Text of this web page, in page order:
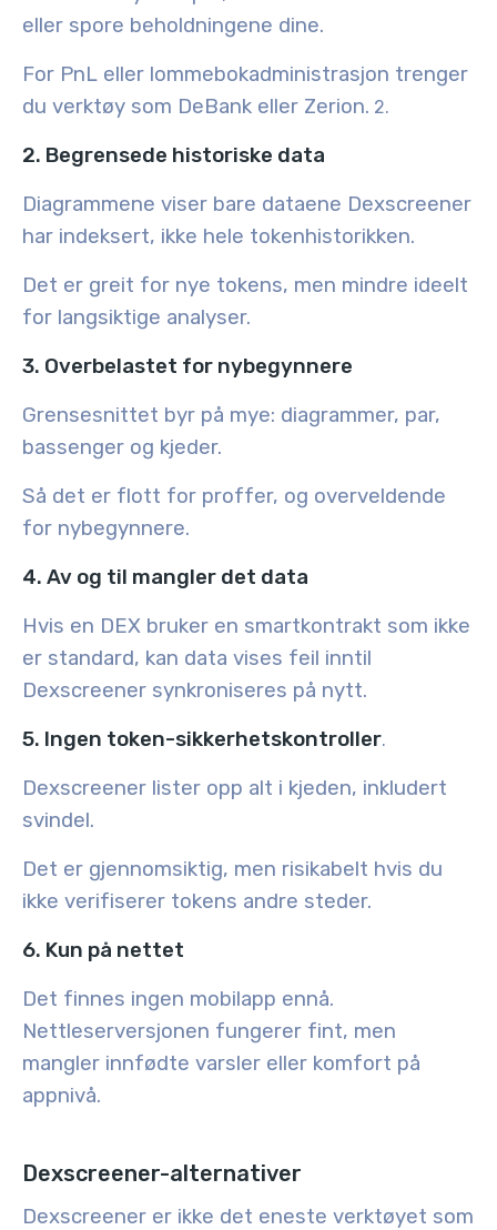
eller spore beholdningene dine.
For PnL eller lommebokadministrasjon trenger
du verktøy som DeBank eller Zerion. 2.
2. Begrensede historiske data
Diagrammene viser bare dataene Dexscreener
har indeksert, ikke hele tokenhistorikken.
Det er greit for nye tokens, men mindre ideelt
for langsiktige analyser.
3. Overbelastet for nybegynnere
Grensesnittet byr på mye: diagrammer, par,
bassenger og kjeder.
Så det er flott for proffer, og overveldende
for nybegynnere.
4. Av og til mangler det data
Hvis en DEX bruker en smartkontrakt som ikke
er standard, kan data vises feil inntil
Dexscreener synkroniseres på nytt.
5. Ingen token-sikkerhetskontroller.
Dexscreener lister opp alt i kjeden, inkludert
svindel.
Det er gjennomsiktig, men risikabelt hvis du
ikke verifiserer tokens andre steder.
6. Kun på nettet
Det finnes ingen mobilapp ennå.
Nettleserversjonen fungerer fint, men
mangler innfødte varsler eller komfort på
appnivå.
Dexscreener-alternativer
Dexscreener er ikke det eneste verktøyet som